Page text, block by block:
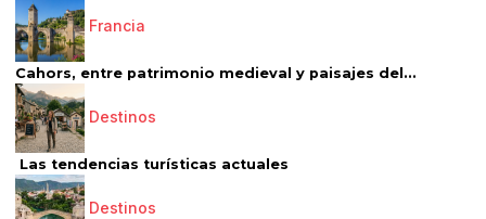
Francia
Cahors, entre patrimonio medieval y paisajes del...
Destinos
Las tendencias turísticas actuales
Destinos